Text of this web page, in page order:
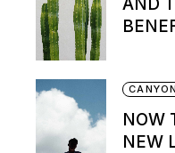
CANYON
NOW
NEW